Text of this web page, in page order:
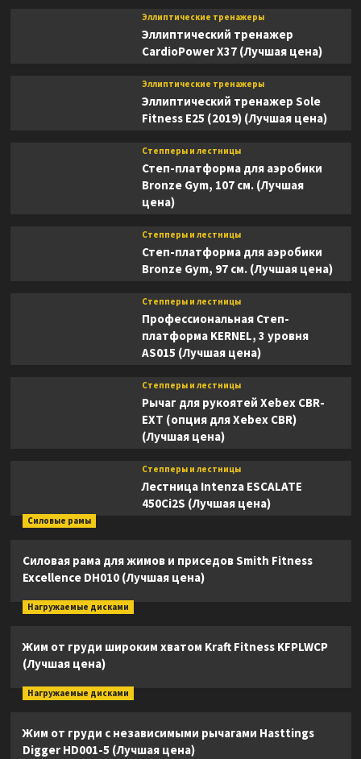
Эллиптические тренажеры
Эллиптический тренажер
CardioPower X37 (Лучшая цена)
Эллиптические тренажеры
Эллиптический тренажер Sole
Fitness E25 (2019) (Лучшая цена)
Степперы и лестницы
Степ-платформа для аэробики
Bronze Gym, 107 см. (Лучшая
цена)
Степперы и лестницы
Степ-платформа для аэробики
Bronze Gym, 97 см. (Лучшая цена)
Степперы и лестницы
Профессиональная Степ-
платформа KERNEL, 3 уровня
AS015 (Лучшая цена)
Степперы и лестницы
Рычаг для рукоятей Xebex CBR-
EXT (опция для Xebex CBR)
(Лучшая цена)
Степперы и лестницы
Лестница Intenza ESCALATE
450Ci2S (Лучшая цена)
Силовые рамы
Силовая рама для жимов и приседов Smith Fitness
Excellence DH010 (Лучшая цена)
Нагружаемые дисками
Жим от груди широким хватом Kraft Fitness KFPLWCP
(Лучшая цена)
Нагружаемые дисками
Жим от груди с независимыми рычагами Hasttings
Digger HD001-5 (Лучшая цена)